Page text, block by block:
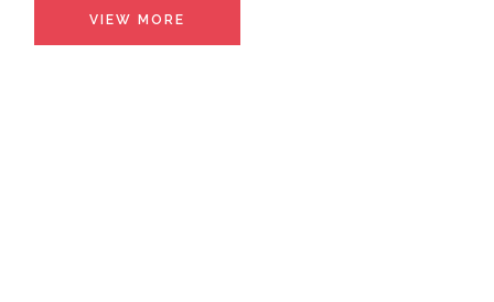
VIEW MORE